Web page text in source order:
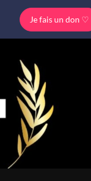
Je fais un don ♡